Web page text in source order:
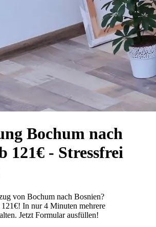
Bochum nach
121€ - Stressfrei
von Bochum nach Bosnien?
In nur 4 Minuten mehrere
Jetzt Formular ausfüllen!